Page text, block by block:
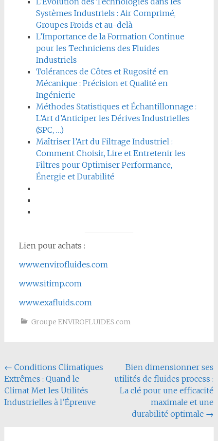
Systèmes Industriels : Air Comprimé,
Groupes Froids et au-delà
L’Importance de la Formation Continue
pour les Techniciens des Fluides
Industriels
Tolérances de Côtes et Rugosité en
Mécanique : Précision et Qualité en
Ingénierie
Méthodes Statistiques et Échantillonnage :
L’Art d’Anticiper les Dérives Industrielles
(SPC, …)
Maîtriser l’Art du Filtrage Industriel :
Comment Choisir, Lire et Entretenir les
Filtres pour Optimiser Performance,
Énergie et Durabilité
Lien pour achats :
www.envirofluides.com
www.sitimp.com
www.exafluids.com
Groupe ENVIROFLUIDES.com
Navigation
de
l'article
← Conditions Climatiques
Extrêmes : Quand le
Climat Met les Utilités
Industrielles à l’Épreuve
Bien dimensionner ses
utilités de fluides process :
La clé pour une efficacité
maximale et une
durabilité optimale →